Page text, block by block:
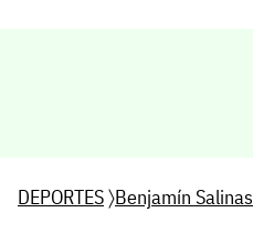
DEPORTES〉Benjamín Salinas